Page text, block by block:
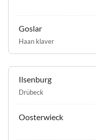
Goslar
Haan klaver
Ilsenburg
Drübeck
Oosterwieck